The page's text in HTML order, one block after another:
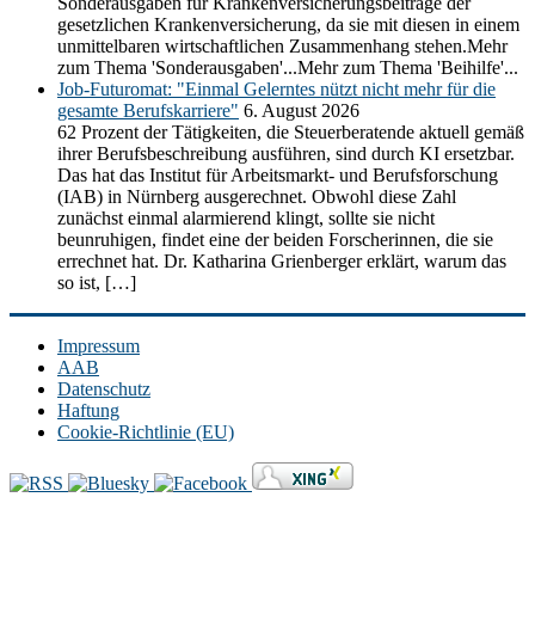
gesetzlichen Krankenversicherung, da sie mit diesen in einem
unmittelbaren wirtschaftlichen Zusammenhang stehen.Mehr
zum Thema 'Sonderausgaben'...Mehr zum Thema 'Beihilfe'...
Job-Futuromat: "Einmal Gelerntes nützt nicht mehr für die
gesamte Berufskarriere" 6. August 2026
62 Prozent der Tätigkeiten, die Steuerberatende aktuell gemäß
ihrer Berufsbeschreibung ausführen, sind durch KI ersetzbar.
Das hat das Institut für Arbeitsmarkt- und Berufsforschung
(IAB) in Nürnberg ausgerechnet. Obwohl diese Zahl
zunächst einmal alarmierend klingt, sollte sie nicht
beunruhigen, findet eine der beiden Forscherinnen, die sie
errechnet hat. Dr. Katharina Grienberger erklärt, warum das
so ist, […]
Impressum
AAB
Datenschutz
Haftung
Cookie-Richtlinie (EU)